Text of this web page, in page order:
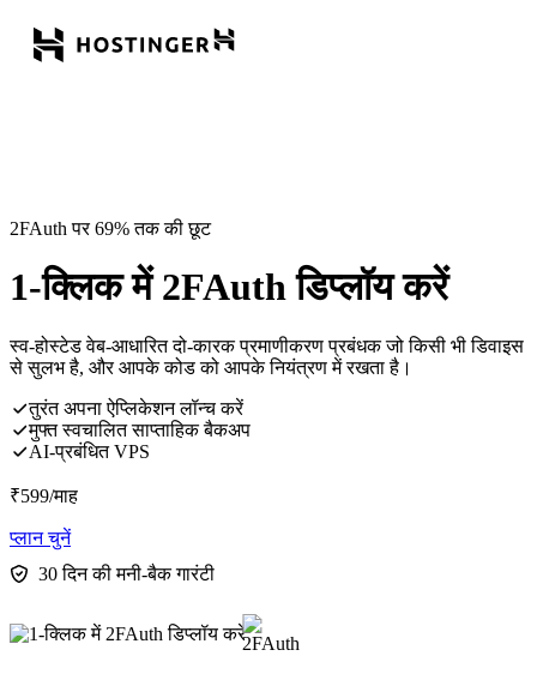
2FAuth पर 69% तक की छूट
1-क्लिक में 2FAuth डिप्लॉय करें
स्व-होस्टेड वेब-आधारित दो-कारक प्रमाणीकरण प्रबंधक जो किसी भी डिवाइस
से सुलभ है, और आपके कोड को आपके नियंत्रण में रखता है।
तुरंत अपना ऐप्लिकेशन लॉन्च करें
मुफ्त स्वचालित साप्ताहिक बैकअप
AI-प्रबंधित VPS
₹599/माह
प्लान चुनें
30 दिन की मनी-बैक गारंटी